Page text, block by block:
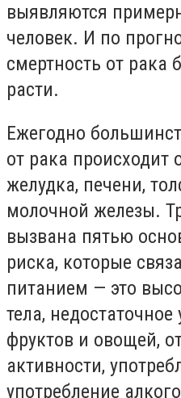
выявляются
человек. И по
смертность от рака
расти.
Ежегодно
от рака происходит
желудка, печени,
молочной железы.
вызвана пятью
риска, которые
питанием — это
тела,
фруктов и овощей,
активности,
употребление